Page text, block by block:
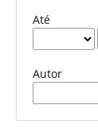
Até
Autor